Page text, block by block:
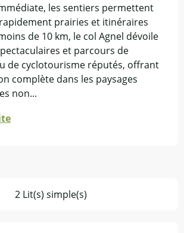
les sentiers permettent
prairies et itinéraires
de 10 km, le col Agnel dévoile
et parcours de
de cyclotourisme réputés, offrant
complète dans les paysages
non...
2 Lit(s) simple(s)